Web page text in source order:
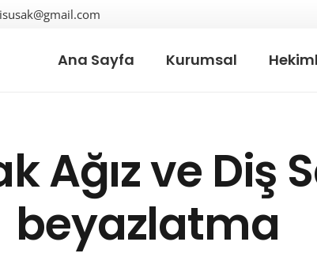
Ana Sayfa Kurumsal
Ağız ve Diş
beyazlatma